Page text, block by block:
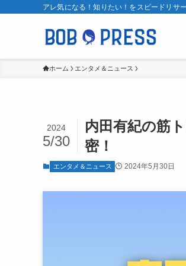
アレ気になる！知りたい！をスピードリサ
ホーム エンタメ＆ニュース
内田有紀の筋
密！
2024
5/30
エンタメ＆ニュース 2024年5月30日